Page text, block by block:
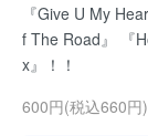
『Give U My
f The Road』 『
x』！！
600円(税込660円)